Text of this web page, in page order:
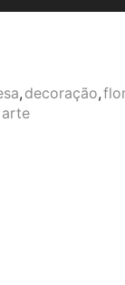
, decoração,
arte